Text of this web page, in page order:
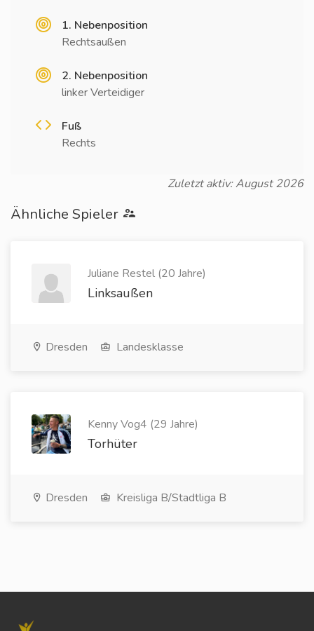
1. Nebenposition
Rechtsaußen
2. Nebenposition
linker Verteidiger
Fuß
Rechts
Zuletzt aktiv: August 2026
Ähnliche Spieler
Juliane Restel (20 Jahre)
Linksaußen
Dresden Landesklasse
Kenny Vog4 (29 Jahre)
Torhüter
Dresden Kreisliga B/Stadtliga B